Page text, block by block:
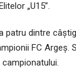
„U15”.
dintre
FC